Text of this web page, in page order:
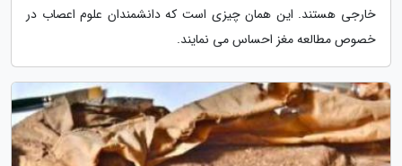
خارجی هستند. این همان چیزی است که دانشمندان علوم اعصاب در
خصوص مطالعه مغز احساس می نمایند.